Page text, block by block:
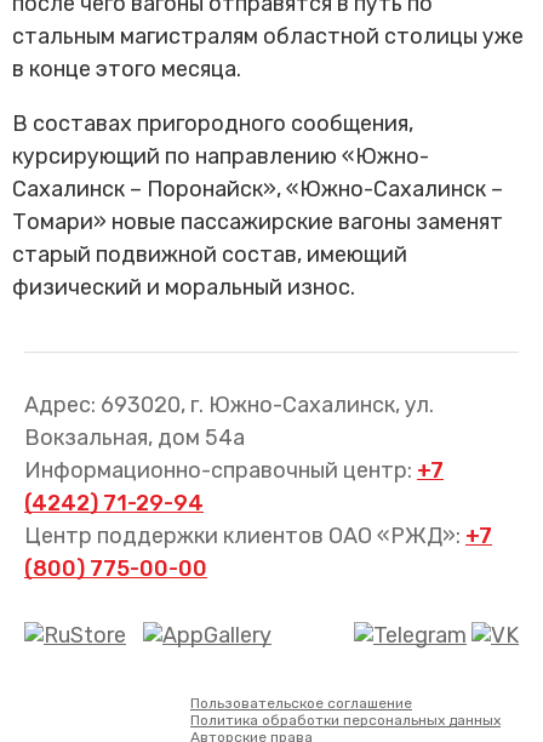
стальным магистралям областной столицы уже
в конце этого месяца.
В составах пригородного сообщения,
курсирующий по направлению «Южно-
Сахалинск – Поронайск», «Южно-Сахалинск –
Томари» новые пассажирские вагоны заменят
старый подвижной состав, имеющий
физический и моральный износ.
Адрес: 693020, г. Южно-Сахалинск, ул.
Вокзальная, дом 54а
Информационно-справочный центр: +7
(4242) 71-29-94
Центр поддержки клиентов ОАО «РЖД»: +7
(800) 775-00-00
Пользовательское соглашение
Политика обработки персональных данных
Авторские права